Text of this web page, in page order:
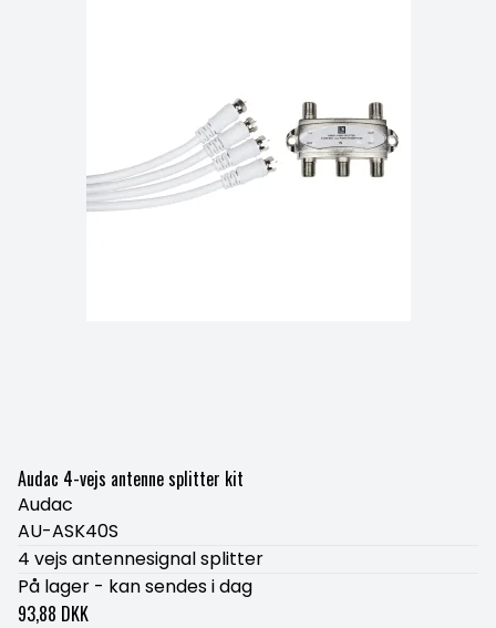
Audac 4-vejs antenne splitter kit
Audac
AU-ASK40S
4 vejs antennesignal splitter
På lager - kan sendes i dag
93,88 DKK